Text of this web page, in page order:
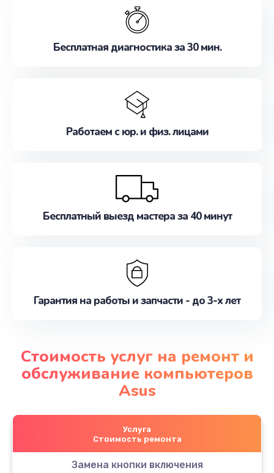
Бесплатная диагностика за 30 мин.
Работаем с юр. и физ. лицами
Бесплатный выезд мастера за 40 минут
Гарантия на работы и запчасти - до 3-х лет
Стоимость услуг на ремонт и
обслуживание компьютеров
Asus
Услуга
Стоимость ремонта
Замена кнопки включения